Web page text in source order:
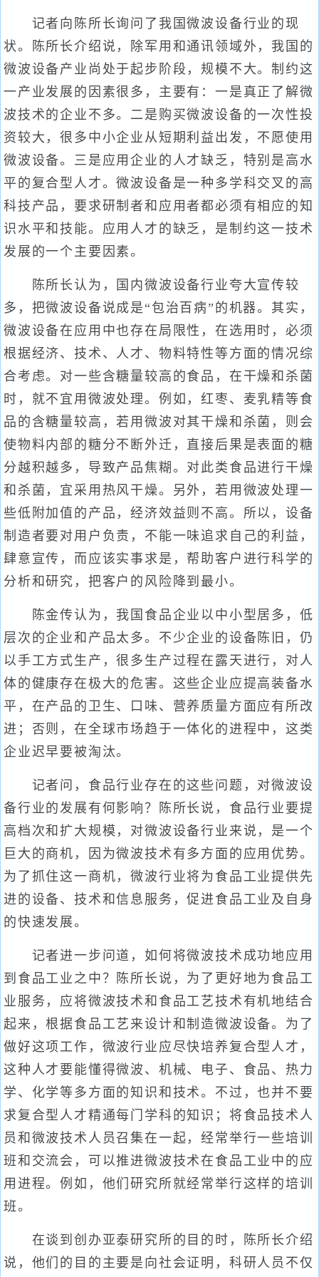
记者向陈所长询问了我国微波设备行业的现
状。陈所长介绍说，除军用和通讯领域外，我国的
微波设备产业尚处于起步阶段，规模不大。制约这
一产业发展的因素很多，主要有：一是真正了解微
波技术的企业不多。二是购买微波设备的一次性投
资较大，很多中小企业从短期利益出发，不愿使用
微波设备。三是应用企业的人才缺乏，特别是高水
平的复合型人才。微波设备是一种多学科交叉的高
科技产品，要求研制者和应用者都必须有相应的知
识水平和技能。应用人才的缺乏，是制约这一技术
发展的一个主要因素。
陈所长认为，国内微波设备行业夸大宣传较
多，把微波设备说成是“包治百病”的机器。其实，
微波设备在应用中也存在局限性，在选用时，必须
根据经济、技术、人才、物料特性等方面的情况综
合考虑。对一些含糖量较高的食品，在干燥和杀菌
时，就不宜用微波处理。例如，红枣、麦乳精等食
品的含糖量较高，若用微波对其干燥和杀菌，则会
使物料内部的糖分不断外迁，直接后果是表面的糖
分越积越多，导致产品焦糊。对此类食品进行干燥
和杀菌，宜采用热风干燥。另外，若用微波处理一
些低附加值的产品，经济效益则不高。所以，设备
制造者要对用户负责，不能一味追求自己的利益，
肆意宣传，而应该实事求是，帮助客户进行科学的
分析和研究，把客户的风险降到最小。
陈金传认为，我国食品企业以中小型居多，低
层次的企业和产品太多。不少企业的设备陈旧，仍
以手工方式生产，很多生产过程在露天进行，对人
体的健康存在极大的危害。这些企业应提高装备水
平，在产品的卫生、口味、营养质量方面应有所改
进；否则，在全球市场趋于一体化的进程中，这类
企业迟早要被淘汰。
记者问，食品行业存在的这些问题，对微波设
备行业的发展有何影响？陈所长说，食品行业要提
高档次和扩大规模，对微波设备行业来说，是一个
巨大的商机，因为微波技术有多方面的应用优势。
为了抓住这一商机，微波行业将为食品工业提供先
进的设备、技术和信息服务，促进食品工业及自身
的快速发展。
记者进一步问道，如何将微波技术成功地应用
到食品工业之中？陈所长说，为了更好地为食品工
业服务，应将微波技术和食品工艺技术有机地结合
起来，根据食品工艺来设计和制造微波设备。为了
做好这项工作，微波行业应尽快培养复合型人才，
这种人才要能懂得微波、机械、电子、食品、热力
学、化学等多方面的知识和技术。不过，也并不要
求复合型人才精通每门学科的知识；将食品技术人
员和微波技术人员召集在一起，经常举行一些培训
班和交流会，可以推进微波技术在食品工业中的应
用进程。例如，他们研究所就经常举行这样的培训
班。
在谈到创办亚泰研究所的目的时，陈所长介绍
说，他们的目的主要是向社会证明，科研人员不仅